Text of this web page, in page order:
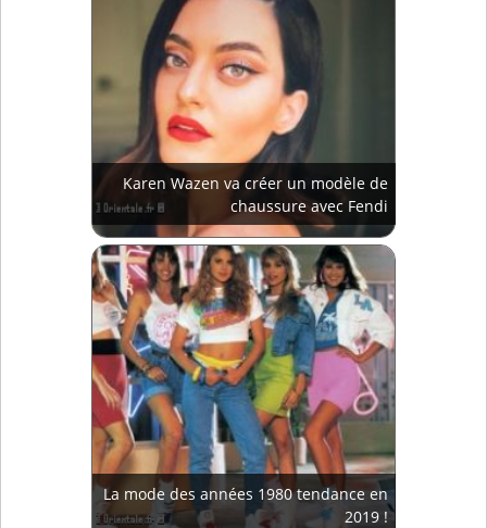
Karen Wazen va créer un modèle de
chaussure avec Fendi
La mode des années 1980 tendance en
2019 !